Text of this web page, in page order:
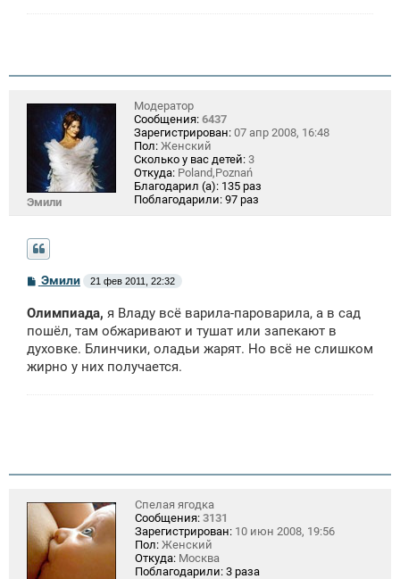
Эмили
Модератор
Сообщения: 6437
Зарегистрирован: 07 апр 2008, 16:48
Пол: Женский
Сколько у вас детей: 3
Откуда: Poland,Poznań
Благодарил (а): 135 раз
Поблагодарили: 97 раз
С
б
щ
н
и
Эмили 21 фев 2011, 22:32
Олимпиада, я Владу всё варила-пароварила, а в сад
пошёл, там обжаривают и тушат или запекают в
духовке. Блинчики, оладьи жарят. Но всё не слишком
жирно у них получается.
Спелая ягодка
Сообщения: 3131
Зарегистрирован: 10 июн 2008, 19:56
Пол: Женский
Откуда: Москва
Поблагодарили: 3 раза